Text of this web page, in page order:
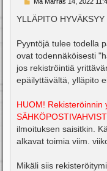
e
YLLÄPITO
Pyyntöjä tulee todella
ovat todennäköisesti
jos rekiströintiä
epäilyttävältä, ylläpito
HUOM! Rekisteröinnin
ilmoituksen saisitkin.
alkavat toimia viim.
Mikäli siis